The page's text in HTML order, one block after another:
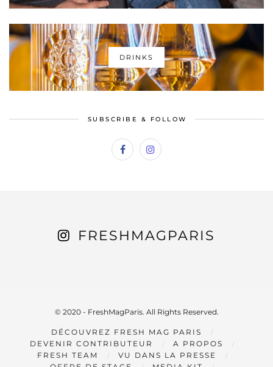
DRINKS
SUBSCRIBE & FOLLOW
FRESHMAGPARIS
© 2020 - FreshMagParis. All Rights Reserved.
DÉCOUVREZ FRESH MAG PARIS
DEVENIR CONTRIBUTEUR
A PROPOS
FRESH TEAM
VU DANS LA PRESSE